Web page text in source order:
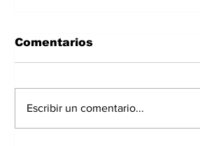
Comentarios
Escribir un comentario...